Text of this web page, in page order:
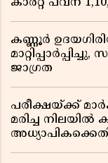
കാരറ്റ് പവന്
കണ്ണൂർ
ജാഗ്രത
പരീക്ഷയ്ക്ക്
മരിച്ച